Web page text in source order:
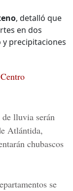
, detalló que
en dos
precipitaciones
de lluvia serán
Atlántida,
chubascos
se